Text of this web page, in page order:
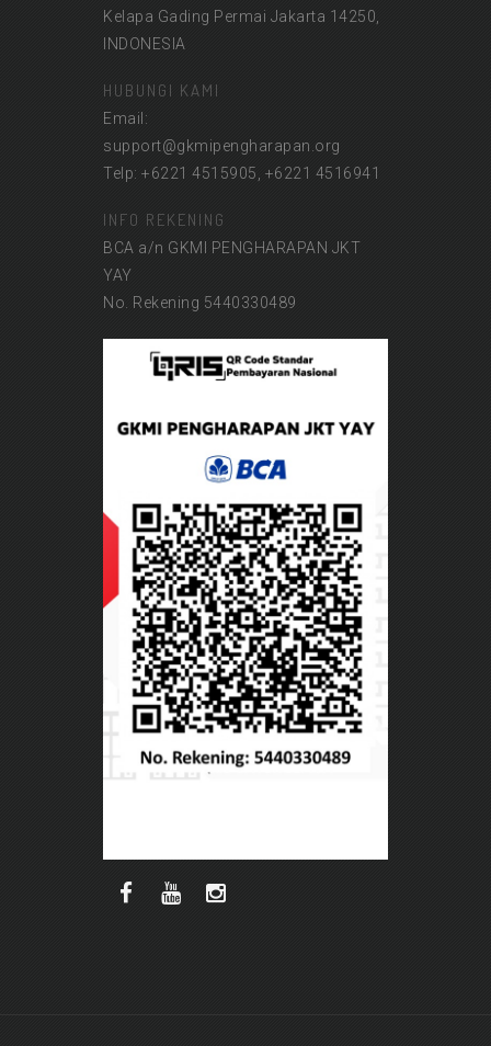
Kelapa Gading Permai Jakarta 14250,
INDONESIA
HUBUNGI KAMI
Email:
support@gkmipengharapan.org
Telp: +6221 4515905, +6221 4516941
INFO REKENING
BCA a/n GKMI PENGHARAPAN JKT
YAY
No. Rekening 5440330489